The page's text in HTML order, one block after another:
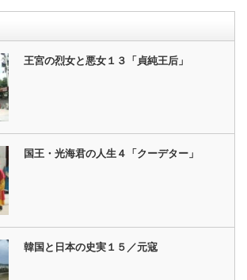
王宮の烈女と悪女１３「貞純王后」
国王・光海君の人生４「クーデター」
韓国と日本の史実１５／元寇